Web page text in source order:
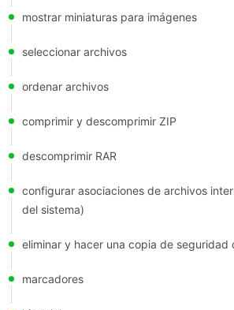
mostrar miniaturas para imágenes
seleccionar archivos
ordenar archivos
comprimir y descomprimir ZIP
descomprimir RAR
configurar asociaciones de archivos
del sistema)
eliminar y hacer una copia de seguridad
marcadores